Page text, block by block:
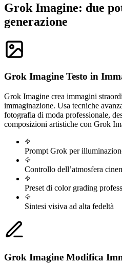
Grok Imagine: due
generazione
Grok Imagine Testo in
Grok Imagine crea immagini
immaginazione. Usa tecniche
fotografia di moda professionale,
composizioni artistiche con Grok
Prompt Grok per
Controllo dell’atmosfera
Preset di color grading
Sintesi visiva ad alta fedeltà
Grok Imagine Modifica